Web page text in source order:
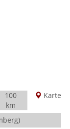
100
km
Karte